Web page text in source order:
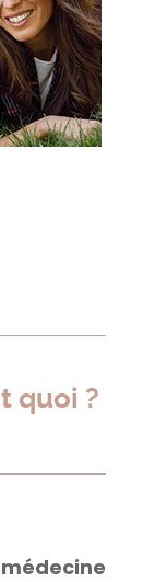
quoi ?
médecine